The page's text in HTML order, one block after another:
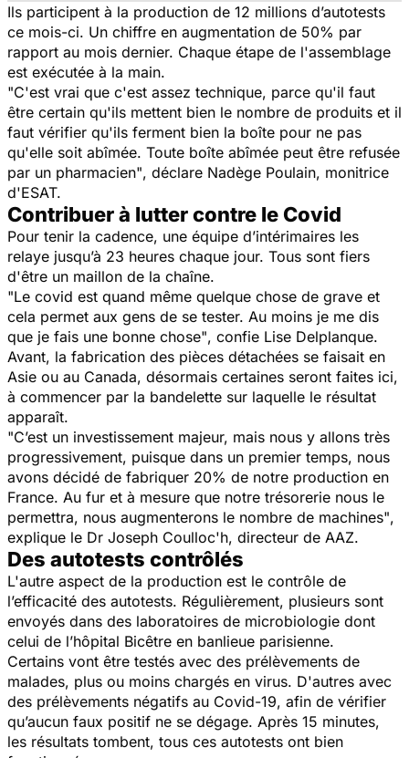
Ils participent à la production de 12 millions d’autotests
ce mois-ci. Un chiffre en augmentation de 50% par
rapport au mois dernier. Chaque étape de l'assemblage
est exécutée à la main.
"C'est vrai que c'est assez technique, parce qu'il faut
être certain qu'ils mettent bien le nombre de produits et il
faut vérifier qu'ils ferment bien la boîte pour ne pas
qu'elle soit abîmée. Toute boîte abîmée peut être refusée
par un pharmacien", déclare Nadège Poulain, monitrice
d'ESAT.
Contribuer à lutter contre le Covid
Pour tenir la cadence, une équipe d’intérimaires les
relaye jusqu’à 23 heures chaque jour. Tous sont fiers
d'être un maillon de la chaîne.
"Le covid est quand même quelque chose de grave et
cela permet aux gens de se tester. Au moins je me dis
que je fais une bonne chose", confie Lise Delplanque.
Avant, la fabrication des pièces détachées se faisait en
Asie ou au Canada, désormais certaines seront faites ici,
à commencer par la bandelette sur laquelle le résultat
apparaît.
"C’est un investissement majeur, mais nous y allons très
progressivement, puisque dans un premier temps, nous
avons décidé de fabriquer 20% de notre production en
France. Au fur et à mesure que notre trésorerie nous le
permettra, nous augmenterons le nombre de machines",
explique le Dr Joseph Coulloc'h, directeur de AAZ.
Des autotests contrôlés
L'autre aspect de la production est le contrôle de
l’efficacité des autotests. Régulièrement, plusieurs sont
envoyés dans des laboratoires de microbiologie dont
celui de l’hôpital Bicêtre en banlieue parisienne.
Certains vont être testés avec des prélèvements de
malades, plus ou moins chargés en virus. D'autres avec
des prélèvements négatifs au Covid-19, afin de vérifier
qu’aucun faux positif ne se dégage. Après 15 minutes,
les résultats tombent, tous ces autotests ont bien